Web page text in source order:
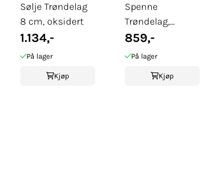
Sølje Trøndelag
8 cm, oksidert
1.134,-
På lager
Kjøp
Spenne
Trøndelag,
syhull, oksidert
859,-
På lager
Kjøp